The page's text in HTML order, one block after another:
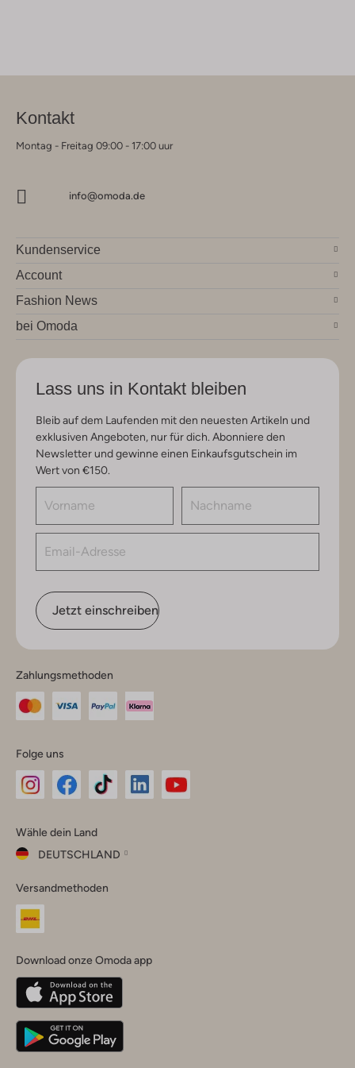
Kontakt
Montag - Freitag 09:00 - 17:00 uur
info@omoda.de
Kundenservice
Account
Fashion News
bei Omoda
Lass uns in Kontakt bleiben
Bleib auf dem Laufenden mit den neuesten Artikeln und
exklusiven Angeboten, nur für dich. Abonniere den
Newsletter und gewinne einen Einkaufsgutschein im
Wert von €150.
Jetzt einschreiben
Zahlungsmethoden
Folge uns
Instagram
Facebook
TikTok
Wähle dein Land
DEUTSCHLAND
dein
Land
Belgique(Français)
Deutschland
Versandmethoden
Download onze Omoda app